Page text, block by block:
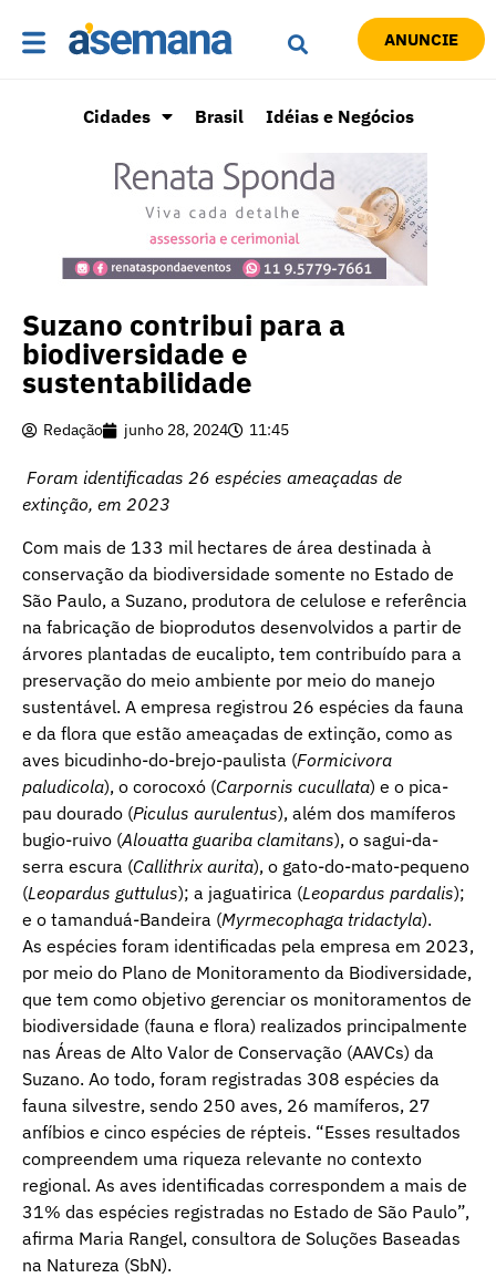
ANUNCIE
Cidades Brasil Idéias e Negócios
Suzano contribui para a
biodiversidade e
sustentabilidade
Redação junho 28, 2024 11:45
Foram identificadas 26 espécies ameaçadas de
extinção, em 2023
Com mais de 133 mil hectares de área destinada à
conservação da biodiversidade somente no Estado de
São Paulo, a Suzano, produtora de celulose e referência
na fabricação de bioprodutos desenvolvidos a partir de
árvores plantadas de eucalipto, tem contribuído para a
preservação do meio ambiente por meio do manejo
sustentável. A empresa registrou 26 espécies da fauna
e da flora que estão ameaçadas de extinção, como as
aves bicudinho-do-brejo-paulista (Formicivora
paludicola), o corocoxó (Carpornis cucullata) e o pica-
pau dourado (Piculus aurulentus), além dos mamíferos
bugio-ruivo (Alouatta guariba clamitans), o sagui-da-
serra escura (Callithrix aurita), o gato-do-mato-pequeno
(Leopardus guttulus); a jaguatirica (Leopardus pardalis);
e o tamanduá-Bandeira (Myrmecophaga tridactyla).
As espécies foram identificadas pela empresa em 2023,
por meio do Plano de Monitoramento da Biodiversidade,
que tem como objetivo gerenciar os monitoramentos de
biodiversidade (fauna e flora) realizados principalmente
nas Áreas de Alto Valor de Conservação (AAVCs) da
Suzano. Ao todo, foram registradas 308 espécies da
fauna silvestre, sendo 250 aves, 26 mamíferos, 27
anfíbios e cinco espécies de répteis. “Esses resultados
compreendem uma riqueza relevante no contexto
regional. As aves identificadas correspondem a mais de
31% das espécies registradas no Estado de São Paulo”,
afirma Maria Rangel, consultora de Soluções Baseadas
na Natureza (SbN).